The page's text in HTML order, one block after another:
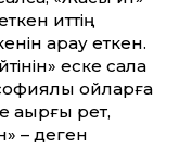
ит­тің
арқау еткен.
еске сала
ойларға
ақырғы рет,
– деген